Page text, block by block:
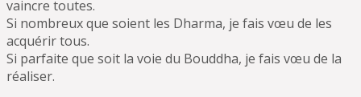
vaincre toutes.
Si nombreux que soient les Dharma, je fais vœu de les
acquérir tous.
Si parfaite que soit la voie du Bouddha, je fais vœu de la
réaliser.